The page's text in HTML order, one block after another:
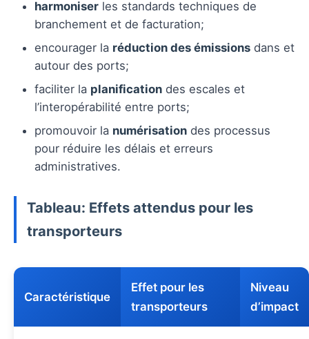
harmoniser les standards techniques de
branchement et de facturation;
encourager la réduction des émissions dans et
autour des ports;
faciliter la planification des escales et
l’interopérabilité entre ports;
promouvoir la numérisation des processus
pour réduire les délais et erreurs
administratives.
Tableau: Effets attendus pour les
transporteurs
Caractéristique
Effet pour les
transporteurs
Niveau
d’impact